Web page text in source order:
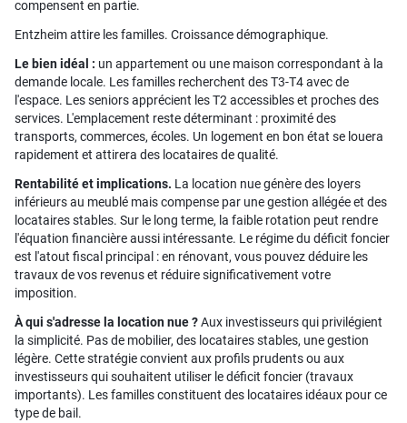
compensent en partie.
Entzheim attire les familles. Croissance démographique.
Le bien idéal : un appartement ou une maison correspondant à la
demande locale. Les familles recherchent des T3-T4 avec de
l'espace. Les seniors apprécient les T2 accessibles et proches des
services. L'emplacement reste déterminant : proximité des
transports, commerces, écoles. Un logement en bon état se louera
rapidement et attirera des locataires de qualité.
Rentabilité et implications. La location nue génère des loyers
inférieurs au meublé mais compense par une gestion allégée et des
locataires stables. Sur le long terme, la faible rotation peut rendre
l'équation financière aussi intéressante. Le régime du déficit foncier
est l'atout fiscal principal : en rénovant, vous pouvez déduire les
travaux de vos revenus et réduire significativement votre
imposition.
À qui s'adresse la location nue ?Aux investisseurs qui privilégient
la simplicité. Pas de mobilier, des locataires stables, une gestion
légère. Cette stratégie convient aux profils prudents ou aux
investisseurs qui souhaitent utiliser le déficit foncier (travaux
importants). Les familles constituent des locataires idéaux pour ce
type de bail.